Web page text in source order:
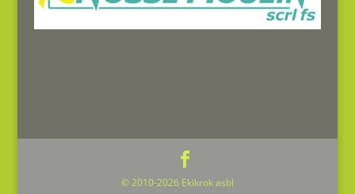
© 2010-2026 Ekikrok asbl